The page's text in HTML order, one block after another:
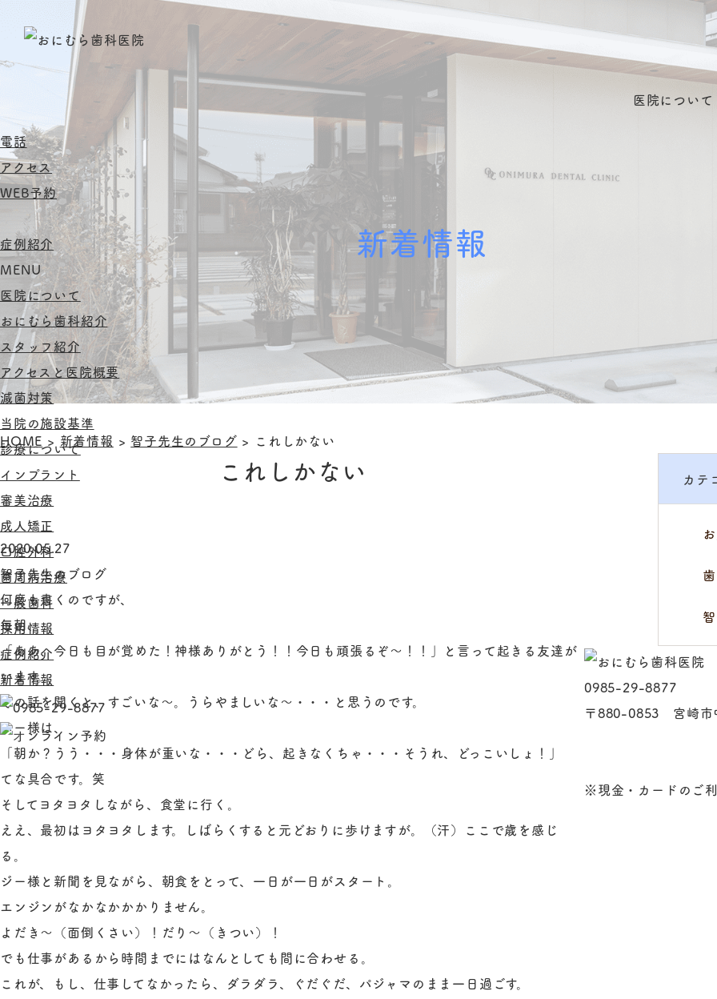
医院について
電話
アクセス
WEB予約
症例紹介
MENU
医院について
おにむら歯科紹介
スタッフ紹介
アクセスと医院概要
滅菌対策
当院の施設基準
診療について
インプラント
審美治療
成人矯正
口腔外科
歯周病治療
一般歯科
採用情報
症例紹介
新着情報
新着情報
HOME > 新着情報 > 智子先生のブログ > これしかない
これしかない
2020.05.27
智子先生のブログ
何度も書くのですが、
毎朝、
「ああ、今日も目が覚めた！神様ありがとう！！今日も頑張るぞ～！！」と言って起きる友達が
います。
その話を聞くと、すごいな～。うらやましいな～・・・と思うのです。
バー様は、
「朝か？うう・・・身体が重いな・・・どら、起きなくちゃ・・・そうれ、どっこいしょ！」
てな具合です。笑
そしてヨタヨタしながら、食堂に行く。
ええ、最初はヨタヨタします。しばらくすると元どおりに歩けますが。（汗）ここで歳を感じ
る。
ジー様と新聞を見ながら、朝食をとって、一日が一日がスタート。
エンジンがなかなかかかりません。
よだき～（面倒くさい）！だり～（きつい）！
でも仕事があるから時間までにはなんとしても間に合わせる。
これが、もし、仕事してなかったら、ダラダラ、ぐだぐだ、パジャマのまま一日過ごす。
カテ
0985-29-8877
〒880-0853 宮崎市
※現金・カードのご利